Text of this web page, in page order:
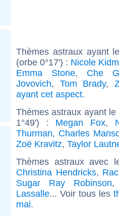
Thèmes astraux ayant
(orbe 0°17') : Nicole
Emma Stone, Che
Jovovich, Tom Brady,
ayant cet aspect.
Thèmes astraux ayant
1°49') : Megan Fox,
Thurman, Charles
Zoë Kravitz, Taylor
Thèmes astraux avec
Christina Hendricks,
Sugar Ray Robinson
Lassalle... Voir tous les
mai.